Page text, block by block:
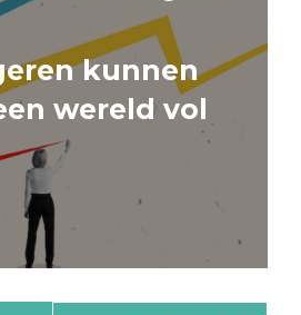
kunnen
wereld vol